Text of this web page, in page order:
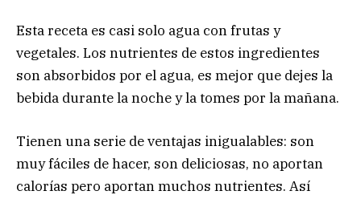
Esta receta es casi solo agua con frutas y
vegetales. Los nutrientes de estos ingredientes
son absorbidos por el agua, es mejor que dejes la
bebida durante la noche y la tomes por la mañana.
Tienen una serie de ventajas inigualables: son
muy fáciles de hacer, son deliciosas, no aportan
calorías pero aportan muchos nutrientes. Así